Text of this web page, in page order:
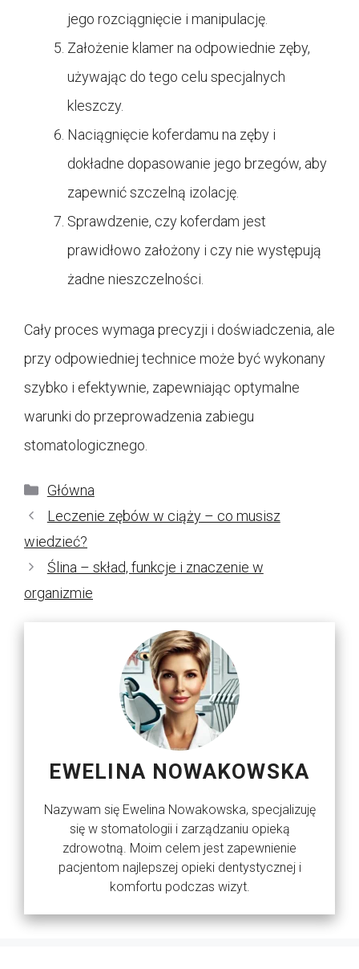
jego rozciągnięcie i manipulację.
Założenie klamer na odpowiednie zęby,
używając do tego celu specjalnych
kleszczy.
Naciągnięcie koferdamu na zęby i
dokładne dopasowanie jego brzegów, aby
zapewnić szczelną izolację.
Sprawdzenie, czy koferdam jest
prawidłowo założony i czy nie występują
żadne nieszczelności.
Cały proces wymaga precyzji i doświadczenia, ale
przy odpowiedniej technice może być wykonany
szybko i efektywnie, zapewniając optymalne
warunki do przeprowadzenia zabiegu
stomatologicznego.
Kategorie
Główna
Leczenie zębów w ciąży – co musisz
wiedzieć?
Ślina – skład, funkcje i znaczenie w
organizmie
EWELINA NOWAKOWSKA
Nazywam się Ewelina Nowakowska, specjalizuję
się w stomatologii i zarządzaniu opieką
zdrowotną. Moim celem jest zapewnienie
pacjentom najlepszej opieki dentystycznej i
komfortu podczas wizyt.